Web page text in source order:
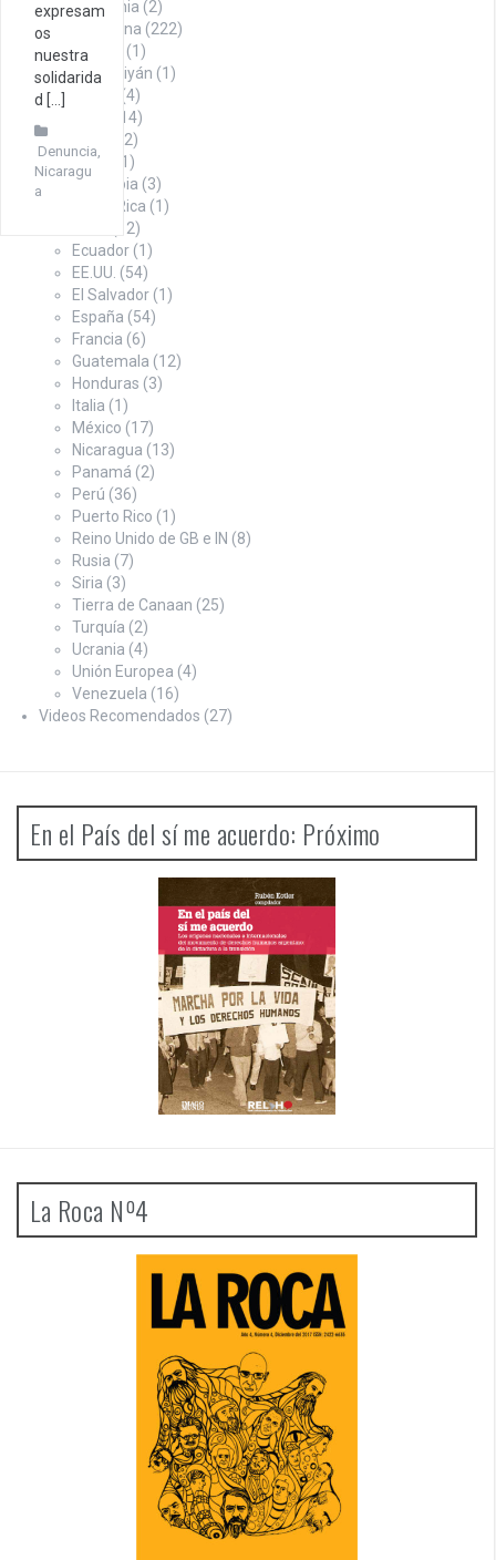
expresam
os
nuestra
solidarida
d […]
Denuncia
Nicaragu
a
Alemania (2)
Argentina (222)
Austria
(1)
Azerbaiyán (1)
(4)
(14)
(12)
China
(1)
Colombia (3)
Costa Rica (1)
(12)
Ecuador (1)
EE.UU. (54)
El Salvador (1)
España (54)
Francia (6)
Guatemala (12)
Honduras (3)
Italia (1)
México (17)
Nicaragua (13)
Panamá (2)
Perú (36)
Puerto Rico (1)
Reino Unido de GB e IN (8)
Rusia (7)
Siria (3)
Tierra de Canaan (25)
Turquía (2)
Ucrania (4)
Unión Europea (4)
Venezuela (16)
Videos Recomendados (27)
En el País del sí me acuerdo: Próximo
La Roca Nº4